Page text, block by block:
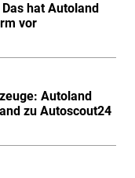
hat Autoland
vor
Autoland
zu Autoscout24